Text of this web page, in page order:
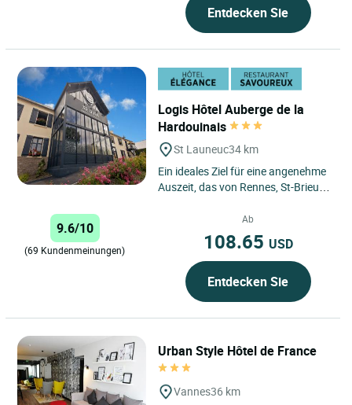
Entdecken Sie
Logis Hôtel Auberge de la
Hardouinais
St Launeuc34 km
Ein ideales Ziel für eine angenehme
Auszeit, das von Rennes, St-Brieuc
zu erreichen ist....
9.6/10
(69 Kundenmeinungen)
Ab
108.65 USD
Entdecken Sie
Urban Style Hôtel de France
Vannes36 km